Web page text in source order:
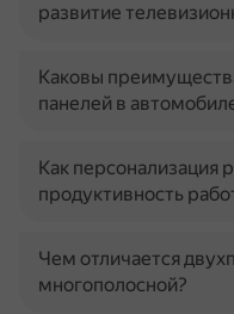
развитие
Каковы
панелей в
Как персонализация
продуктивность
Чем отличается
многополосной?